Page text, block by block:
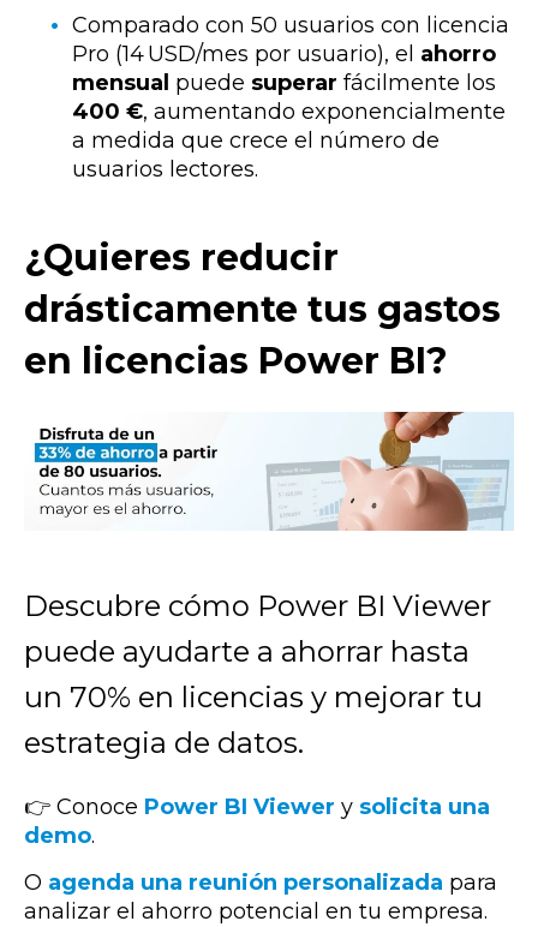
Comparado con 50 usuarios con licencia
Pro (14 USD/mes por usuario), el ahorro
mensual puede superar fácilmente los
400 €, aumentando exponencialmente
a medida que crece el número de
usuarios lectores.
¿Quieres reducir
drásticamente tus gastos
en licencias Power BI?
Descubre cómo Power BI Viewer
puede ayudarte a ahorrar hasta
un 70% en licencias y mejorar tu
estrategia de datos.
👉 Conoce Power BI Viewer y solicita una
demo.
O agenda una reunión personalizada para
analizar el ahorro potencial en tu empresa.